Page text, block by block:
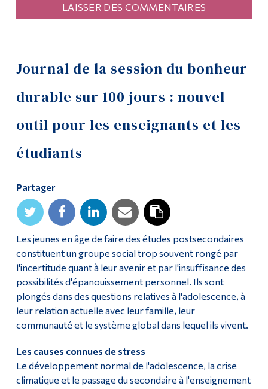
LAISSER DES COMMENTAIRES
Journal de la session du bonheur
durable sur 100 jours : nouvel
outil pour les enseignants et les
étudiants
Partager
Les jeunes en âge de faire des études postsecondaires
constituent un groupe social trop souvent rongé par
l'incertitude quant à leur avenir et par l'insuffisance des
possibilités d'épanouissement personnel. Ils sont
plongés dans des questions relatives à l'adolescence, à
leur relation actuelle avec leur famille, leur
communauté et le système global dans lequel ils vivent.
Les causes connues de stress
Le développement normal de l'adolescence, la crise
climatique et le passage du secondaire à l'enseignement
Qui vous êtes
Étudiants actuels
personnel administratif